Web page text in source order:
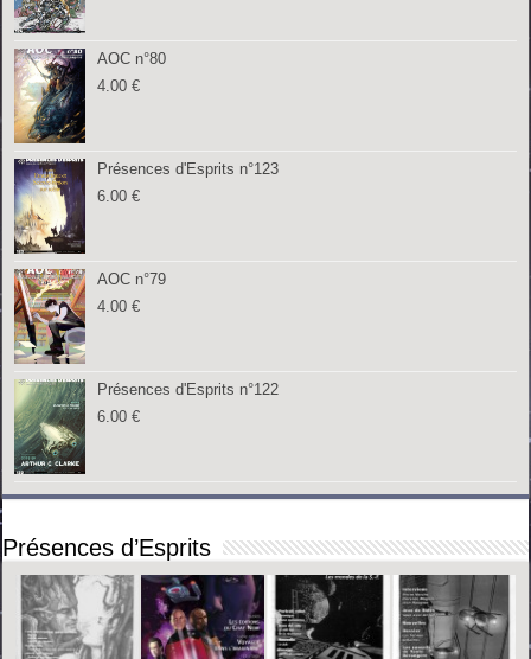
AOC n°80
4.00€
Présences d'Esprits n°123
6.00€
AOC n°79
4.00€
Présences d'Esprits n°122
6.00€
Présences d’Esprits